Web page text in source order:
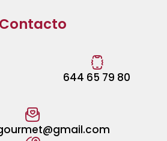
Contacto
644 65 79 80